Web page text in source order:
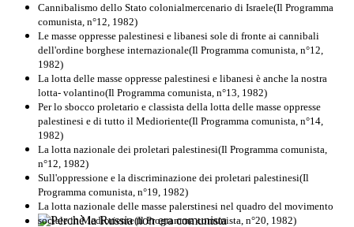
Cannibalismo dello Stato colonialmercenario di Israele(Il Programma
comunista, n°12, 1982)
Le masse oppresse palestinesi e libanesi sole di fronte ai cannibali
dell'ordine borghese internazionale(Il Programma comunista, n°12,
1982)
La lotta delle masse oppresse palestinesi e libanesi è anche la nostra
lotta- volantino(Il Programma comunista, n°13, 1982)
Per lo sbocco proletario e classista della lotta delle masse oppresse
palestinesi e di tutto il Medioriente(Il Programma comunista, n°14,
1982)
La lotta nazionale dei proletari palestinesi(Il Programma comunista,
n°12, 1982)
Sull'oppressione e la discriminazione dei proletari palestinesi(Il
Programma comunista, n°19, 1982)
La lotta nazionale delle masse palerstinesi nel quadro del movimento
sociale in Medioriente(Il Programma comunista, n°20, 1982)